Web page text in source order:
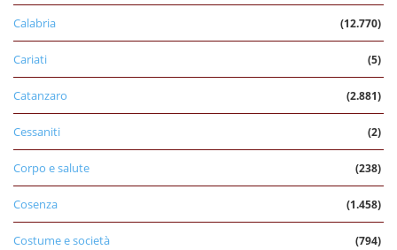
Calabria (12.770)
Cariati (5)
Catanzaro (2.881)
Cessaniti (2)
Corpo e salute (238)
Cosenza (1.458)
Costume e società (794)